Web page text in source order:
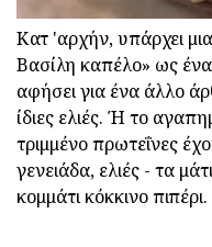
Κατ 'αρχήν, υπάρχει
Βασίλη καπέλο» ως
αφήσει για ένα άλλο
ίδιες ελιές. Ή το
τριμμένο πρωτεΐνες
γενειάδα, ελιές - τα
κομμάτι κόκκινο πιπέρι.